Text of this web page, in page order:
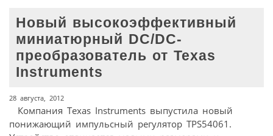
Новый высокоэффективный
миниатюрный DC/DC-
преобразователь от Texas
Instruments
28 августа, 2012
Компания Texas Instruments выпустила новый
понижающий импульсный регулятор TPS54061.